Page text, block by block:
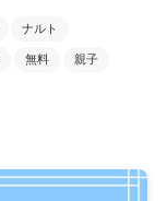
ナルト
無料 親子